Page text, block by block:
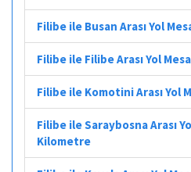
Filibe ile Busan Arası Yol
Filibe ile Filibe Arası Yol
Filibe ile Komotini Arası Yol
Filibe ile Saraybosna Arası
Kilometre